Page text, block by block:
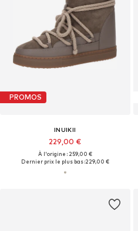
PROMOS
INUIKII
229,00 €
À l'origine : 259,00 €
Dernier prix le plus bas :229,00 €